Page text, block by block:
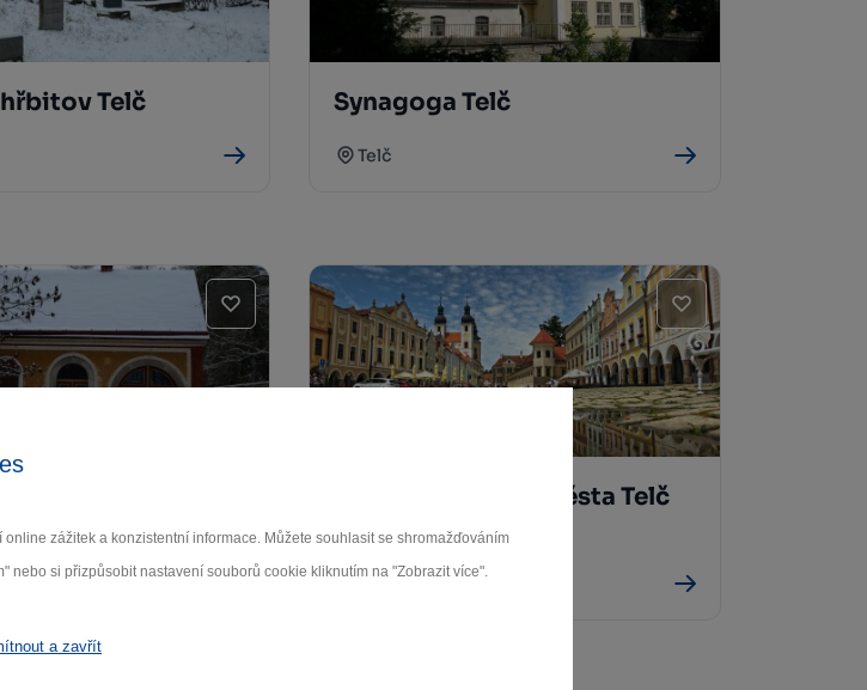
zážitek a konzistentní informace. Můžete souhlasit se shromažďováním
nebo si přizpůsobit nastavení souborů cookie kliknutím na "Zobrazit více".
a zavřít
Telč Synagoga Telč
Telč
Historické jádro města Telč
(UNESCO)
Telč